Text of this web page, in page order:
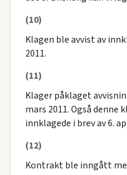
(10)
Klagen ble avvist av
2011.
(11)
Klager påklaget
mars 2011. Også denne
innklagede i brev av 6.
(12)
Kontrakt ble inngått